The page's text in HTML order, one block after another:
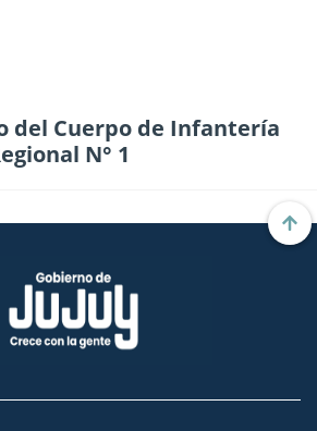
del Cuerpo de Infantería
N° 1